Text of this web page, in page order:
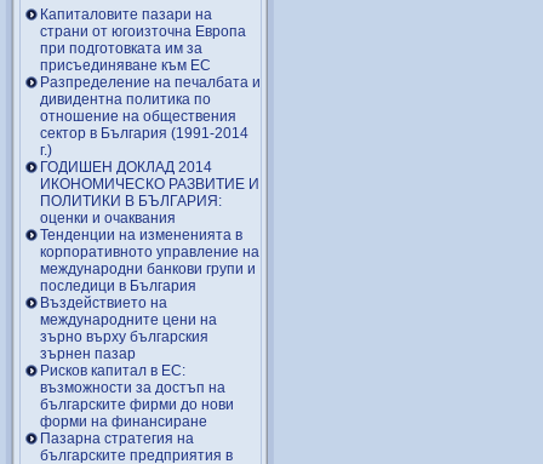
Капиталовите пазари на
страни от югоизточна Европа
при подготовката им за
присъединяване към ЕС
Разпределение на печалбата и
дивидентна политика по
отношение на обществения
сектор в България (1991-2014
г.)
ГОДИШЕН ДОКЛАД 2014
ИКОНОМИЧЕСКО РАЗВИТИЕ И
ПОЛИТИКИ В БЪЛГАРИЯ:
оценки и очаквания
Тенденции на измененията в
корпоративното управление на
международни банкови групи и
последици в България
Въздействието на
международните цени на
зърно върху българския
зърнен пазар
Рисков капитал в ЕС:
възможности за достъп на
българските фирми до нови
форми на финансиране
Пазарна стратегия на
българските предприятия в